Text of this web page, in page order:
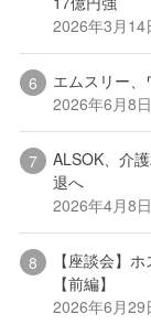
2026年3月14
エムスリー
2026年6月8日
ALSOK、介
退へ
2026年4月8日
【座談会】
【前編】
2026年6月29